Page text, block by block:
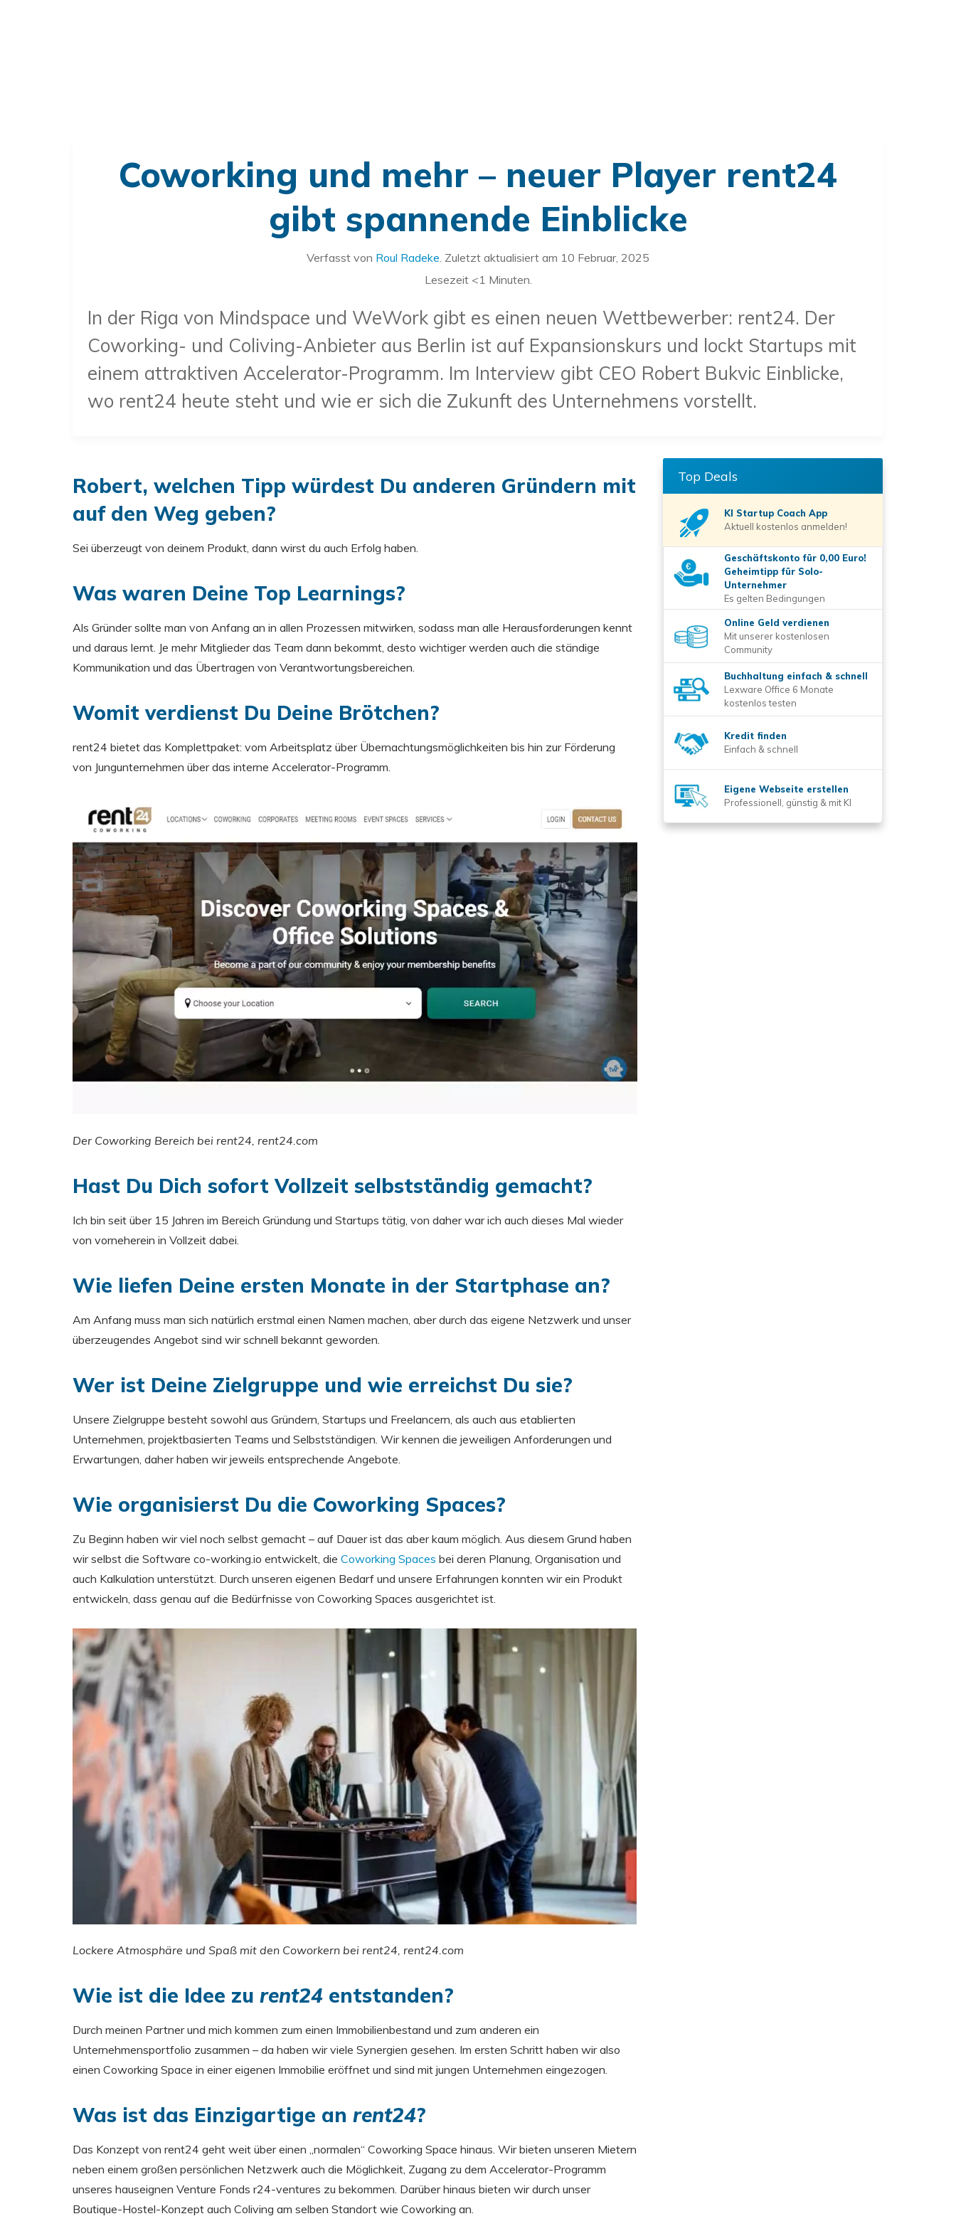
Coworking und mehr – neuer Player rent24
gibt spannende Einblicke
Verfasst von Roul Radeke. Zuletzt aktualisiert am 10 Februar, 2025
Lesezeit <1 Minuten.
In der Riga von Mindspace und WeWork gibt es einen neuen Wettbewerber: rent24. Der
Coworking- und Coliving-Anbieter aus Berlin ist auf Expansionskurs und lockt Startups mit
einem attraktiven Accelerator-Programm. Im Interview gibt CEO Robert Bukvic Einblicke,
wo rent24 heute steht und wie er sich die Zukunft des Unternehmens vorstellt.
Robert, welchen Tipp würdest Du anderen Gründern mit
auf den Weg geben?
Sei überzeugt von deinem Produkt, dann wirst du auch Erfolg haben.
Was waren Deine Top Learnings?
Als Gründer sollte man von Anfang an in allen Prozessen mitwirken, sodass man alle Herausforderungen kennt
und daraus lernt. Je mehr Mitglieder das Team dann bekommt, desto wichtiger werden auch die ständige
Kommunikation und das Übertragen von Verantwortungsbereichen.
Womit verdienst Du Deine Brötchen?
rent24 bietet das Komplettpaket: vom Arbeitsplatz über Übernachtungsmöglichkeiten bis hin zur Förderung
von Jungunternehmen über das interne Accelerator-Programm.
Der Coworking Bereich bei rent24, rent24.com
Hast Du Dich sofort Vollzeit selbstständig gemacht?
Ich bin seit über 15 Jahren im Bereich Gründung und Startups tätig, von daher war ich auch dieses Mal wieder
von vorneherein in Vollzeit dabei.
Wie liefen Deine ersten Monate in der Startphase an?
Am Anfang muss man sich natürlich erstmal einen Namen machen, aber durch das eigene Netzwerk und unser
überzeugendes Angebot sind wir schnell bekannt geworden.
Wer ist Deine Zielgruppe und wie erreichst Du sie?
Unsere Zielgruppe besteht sowohl aus Gründern, Startups und Freelancern, als auch aus etablierten
Unternehmen, projektbasierten Teams und Selbstständigen. Wir kennen die jeweiligen Anforderungen und
Erwartungen, daher haben wir jeweils entsprechende Angebote.
Wie organisierst Du die Coworking Spaces?
Zu Beginn haben wir viel noch selbst gemacht – auf Dauer ist das aber kaum möglich. Aus diesem Grund haben
wir selbst die Software co-working.io entwickelt, die Coworking Spaces bei deren Planung, Organisation und
auch Kalkulation unterstützt. Durch unseren eigenen Bedarf und unsere Erfahrungen konnten wir ein Produkt
entwickeln, dass genau auf die Bedürfnisse von Coworking Spaces ausgerichtet ist.
Lockere Atmosphäre und Spaß mit den Coworkern bei rent24, rent24.com
Wie ist die Idee zu rent24 entstanden?
Durch meinen Partner und mich kommen zum einen Immobilienbestand und zum anderen ein
Unternehmensportfolio zusammen – da haben wir viele Synergien gesehen. Im ersten Schritt haben wir also
einen Coworking Space in einer eigenen Immobilie eröffnet und sind mit jungen Unternehmen eingezogen.
Was ist das Einzigartige an rent24?
Das Konzept von rent24 geht weit über einen „normalen“ Coworking Space hinaus. Wir bieten unseren Mietern
neben einem großen persönlichen Netzwerk auch die Möglichkeit, Zugang zu dem Accelerator-Programm
unseres hauseignen Venture Fonds r24-ventures zu bekommen. Darüber hinaus bieten wir durch unser
Boutique-Hostel-Konzept auch Coliving am selben Standort wie Coworking an.
Top Deals
KI Startup Coach App
Aktuell kostenlos anmelden!
Geschäftskonto für 0,00 Euro!
Geheimtipp für Solo-
Unternehmer
Es gelten Bedingungen
Online Geld verdienen
Mit unserer kostenlosen
Community
Buchhaltung einfach & schnell
Lexware Office 6 Monate
kostenlos testen
Kredit finden
Einfach & schnell
Eigene Webseite erstellen
Professionell, günstig & mit KI